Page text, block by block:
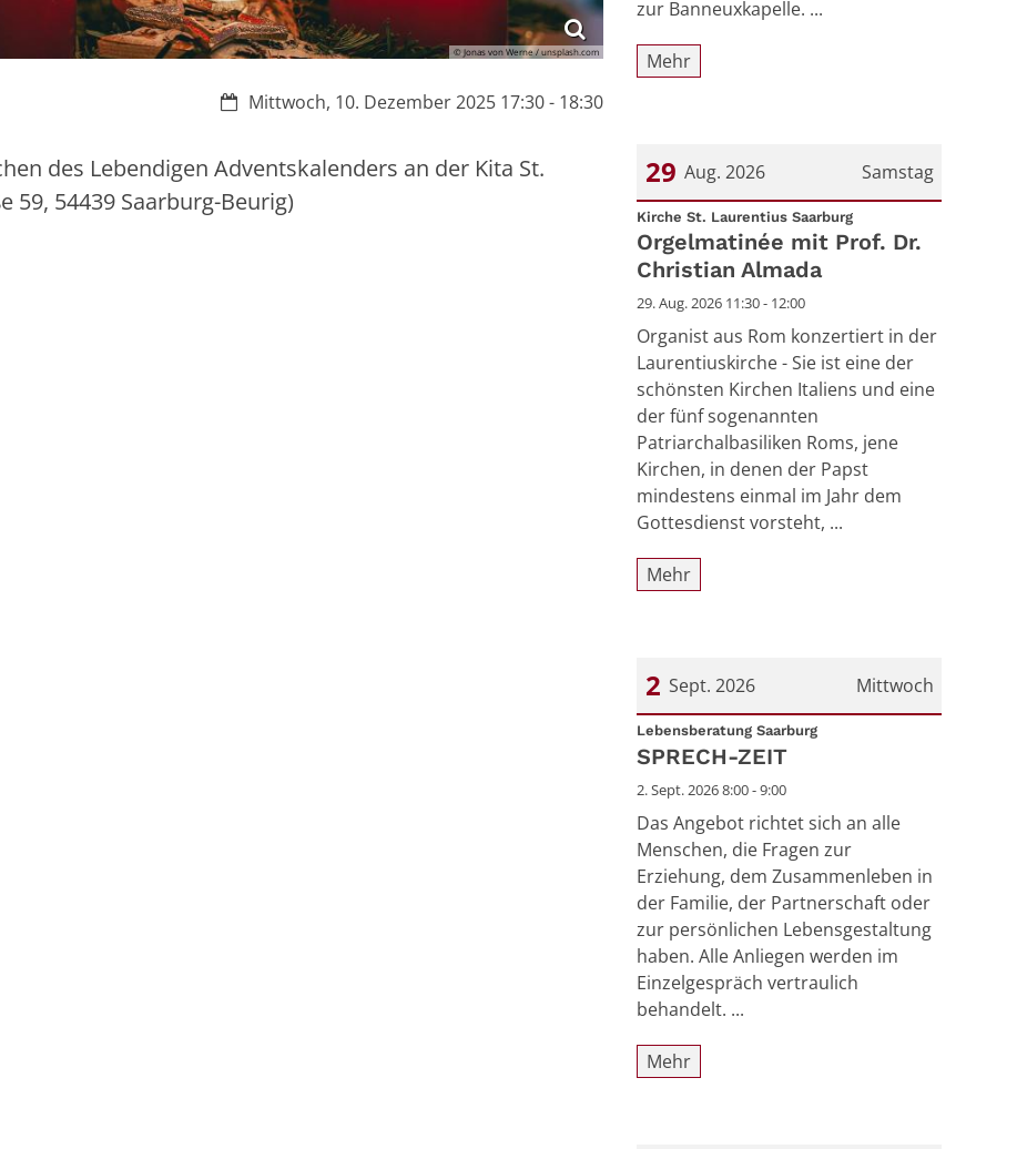
© Jonas von Werne / unsplash.com
Datum:Mittwoch, 10. Dezember 2025 17:30 - 18:30
des Lebendigen Adventskalenders an der Kita St.
59, 54439 Saarburg-Beurig)
zur Banneuxkapelle. ...
Mehr
Samstag
29 Aug. 2026
Datum: 29. August 2026
Kirche St. Laurentius Saarburg:
Orgelmatinée mit Prof. Dr.
Christian Almada
29. Aug. 2026 11:30 - 12:00
Organist aus Rom konzertiert in der
Laurentiuskirche - Sie ist eine der
schönsten Kirchen Italiens und eine
der fünf sogenannten
Patriarchalbasiliken Roms, jene
Kirchen, in denen der Papst
mindestens einmal im Jahr dem
Gottesdienst vorsteht, ...
Mehr
Mittwoch
2 Sept. 2026
Datum: 2. September 2026
Lebensberatung Saarburg:
SPRECH-ZEIT
2. Sept. 2026 8:00 - 9:00
Das Angebot richtet sich an alle
Menschen, die Fragen zur
Erziehung, dem Zusammenleben in
der Familie, der Partnerschaft oder
zur persönlichen Lebensgestaltung
haben. Alle Anliegen werden im
Einzelgespräch vertraulich
behandelt. ...
Mehr